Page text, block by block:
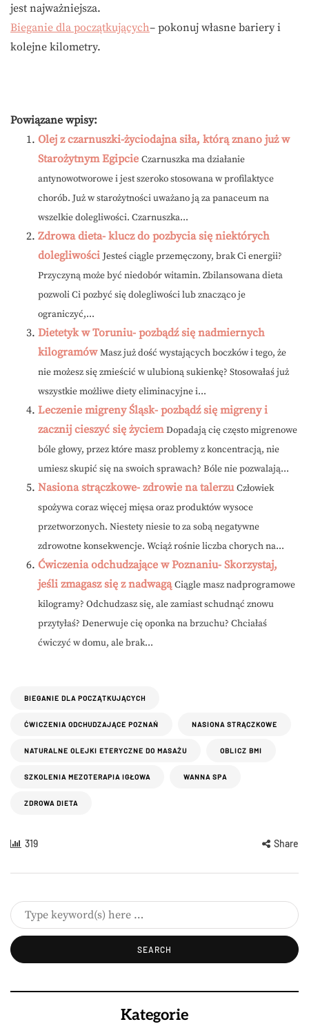
jest najważniejsza.
Bieganie dla początkujących– pokonuj własne bariery i
kolejne kilometry.
Powiązane wpisy:
Olej z czarnuszki-życiodajna siła, którą znano już w
Starożytnym Egipcie Czarnuszka ma działanie
antynowotworowe i jest szeroko stosowana w profilaktyce
chorób. Już w starożytności uważano ją za panaceum na
wszelkie dolegliwości. Czarnuszka...
Zdrowa dieta- klucz do pozbycia się niektórych
dolegliwości Jesteś ciągle przemęczony, brak Ci energii?
Przyczyną może być niedobór witamin. Zbilansowana dieta
pozwoli Ci pozbyć się dolegliwości lub znacząco je
ograniczyć,...
Dietetyk w Toruniu- pozbądź się nadmiernych
kilogramów Masz już dość wystających boczków i tego, że
nie możesz się zmieścić w ulubioną sukienkę? Stosowałaś już
wszystkie możliwe diety eliminacyjne i...
Leczenie migreny Śląsk- pozbądź się migreny i
zacznij cieszyć się życiem Dopadają cię często migrenowe
bóle głowy, przez które masz problemy z koncentracją, nie
umiesz skupić się na swoich sprawach? Bóle nie pozwalają...
Nasiona strączkowe- zdrowie na talerzu Człowiek
spożywa coraz więcej mięsa oraz produktów wysoce
przetworzonych. Niestety niesie to za sobą negatywne
zdrowotne konsekwencje. Wciąż rośnie liczba chorych na...
Ćwiczenia odchudzające w Poznaniu- Skorzystaj,
jeśli zmagasz się z nadwagą Ciągle masz nadprogramowe
kilogramy? Odchudzasz się, ale zamiast schudnąć znowu
przytyłaś? Denerwuje cię oponka na brzuchu? Chciałaś
ćwiczyć w domu, ale brak...
BIEGANIE DLA POCZĄTKUJĄCYCH
ĆWICZENIA ODCHUDZAJĄCE POZNAŃ NASIONA STRĄCZKOWE
NATURALNE OLEJKI ETERYCZNE DO MASAŻU OBLICZ BMI
SZKOLENIA MEZOTERAPIA IGŁOWA WANNA SPA
ZDROWA DIETA
319 Share
Kategorie